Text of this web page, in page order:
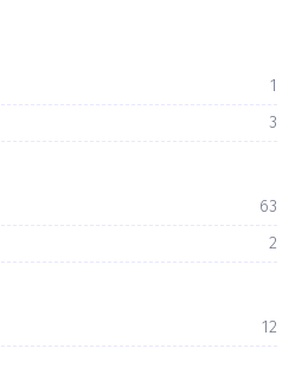
1
3
63
2
12